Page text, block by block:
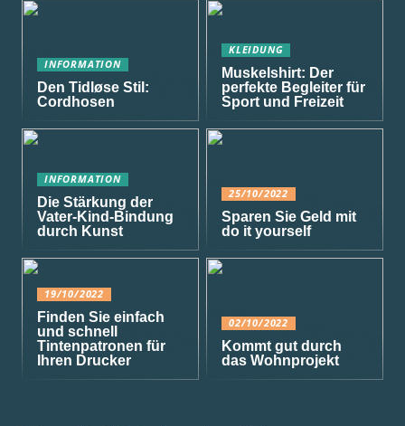
INFORMATION
Den Tidløse Stil:
Cordhosen
KLEIDUNG
Muskelshirt: Der
perfekte Begleiter für
Sport und Freizeit
INFORMATION
Die Stärkung der
Vater-Kind-Bindung
durch Kunst
25/10/2022
Sparen Sie Geld mit
do it yourself
19/10/2022
Finden Sie einfach
und schnell
Tintenpatronen für
Ihren Drucker
02/10/2022
Kommt gut durch
das Wohnprojekt